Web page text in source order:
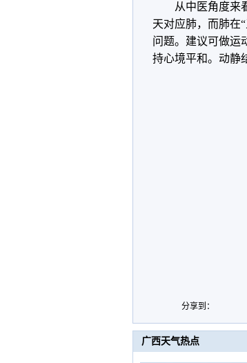
从中医角度来
天对应肺，而肺在
问题。建议可做运
持心境平和。动静
分享到：
广西天气热点